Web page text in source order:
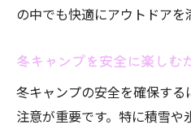
の中でも快適にアウトドアを
冬キャンプを安全に楽しむ
冬キャンプの安全を確保す
注意が重要です。特に積雪